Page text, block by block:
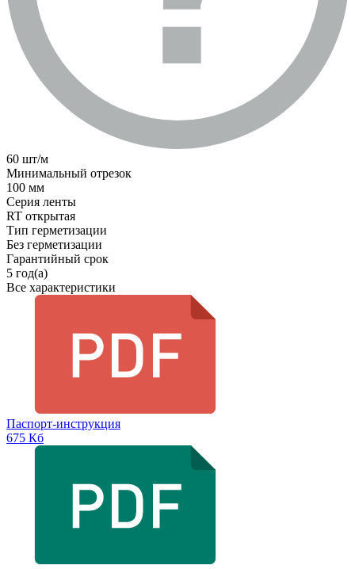
60 шт/м
Минимальный отрезок
100 мм
Серия ленты
RT открытая
Тип герметизации
Без герметизации
Гарантийный срок
5 год(а)
Все характеристики
Паспорт-инструкция
675 Кб